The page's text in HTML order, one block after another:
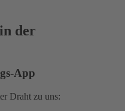
der
App
Draht zu uns: